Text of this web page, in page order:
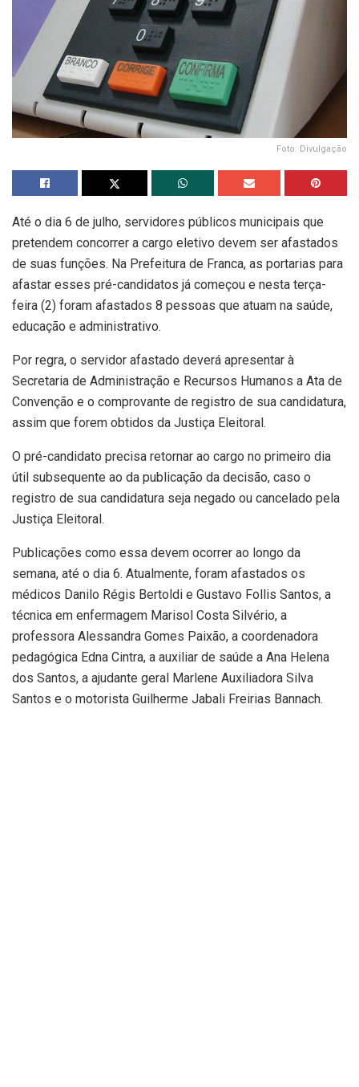
Foto: Divulgação
Até o dia 6 de julho, servidores públicos municipais que
pretendem concorrer a cargo eletivo devem ser afastados
de suas funções. Na Prefeitura de Franca, as portarias para
afastar esses pré-candidatos já começou e nesta terça-
feira (2) foram afastados 8 pessoas que atuam na saúde,
educação e administrativo.
Por regra, o servidor afastado deverá apresentar à
Secretaria de Administração e Recursos Humanos a Ata de
Convenção e o comprovante de registro de sua candidatura,
assim que forem obtidos da Justiça Eleitoral.
O pré-candidato precisa retornar ao cargo no primeiro dia
útil subsequente ao da publicação da decisão, caso o
registro de sua candidatura seja negado ou cancelado pela
Justiça Eleitoral.
Publicações como essa devem ocorrer ao longo da
semana, até o dia 6. Atualmente, foram afastados os
médicos Danilo Régis Bertoldi e Gustavo Follis Santos, a
técnica em enfermagem Marisol Costa Silvério, a
professora Alessandra Gomes Paixão, a coordenadora
pedagógica Edna Cintra, a auxiliar de saúde a Ana Helena
dos Santos, a ajudante geral Marlene Auxiliadora Silva
Santos e o motorista Guilherme Jabali Freirias Bannach.